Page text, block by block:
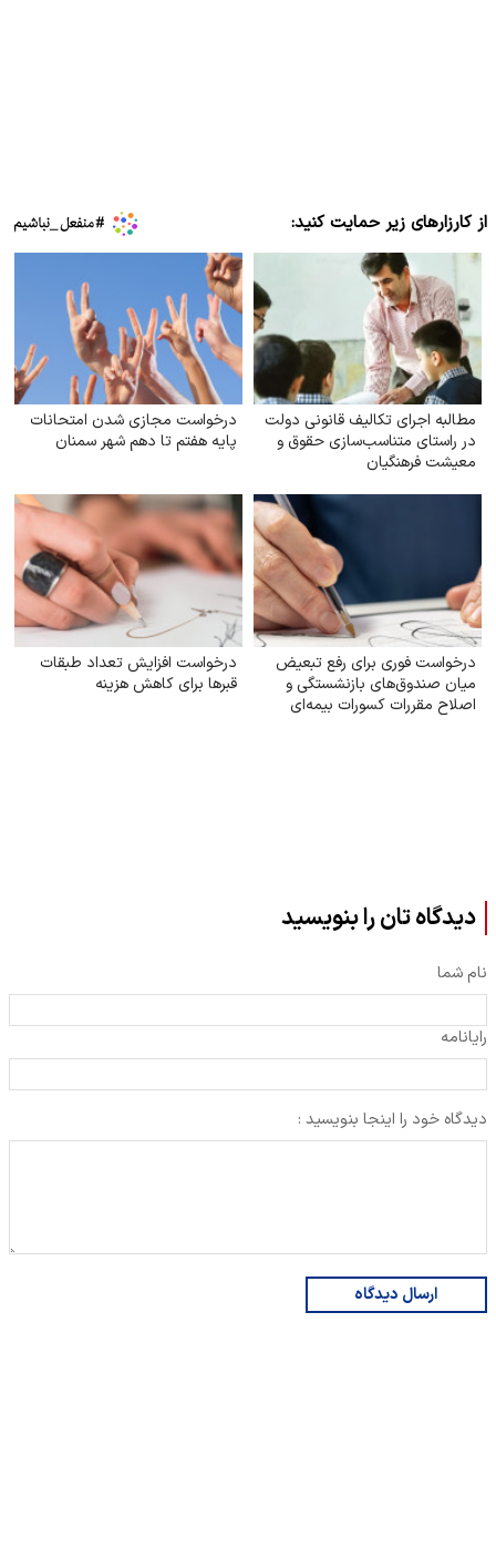
از کارزارهای زیر حمایت کنید:
مطالبه اجرای تکالیف قانونی دولت
در راستای متناسب‌سازی حقوق و
معیشت فرهنگیان
درخواست مجازی شدن امتحانات
پایه هفتم تا دهم شهر سمنان
درخواست فوری برای رفع تبعیض
میان صندوق‌های بازنشستگی و
اصلاح مقررات کسورات بیمه‌ای
درخواست افزایش تعداد طبقات
قبر‌ها برای کاهش هزینه
دیدگاه تان را بنویسید
نام شما
رایانامه
دیدگاه خود را اینجا بنویسید :
ارسال دیدگاه